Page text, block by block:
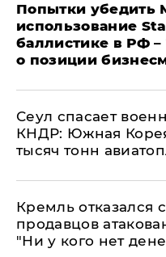
Попытки убедить
использование
баллистике в РФ
о позиции
​Сеул спасает
КНДР: Южная
тысяч тонн
Кремль отказался
продавцов
"Ни у кого нет